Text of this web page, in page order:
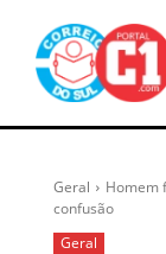
Geral
Homem
confusão
Geral